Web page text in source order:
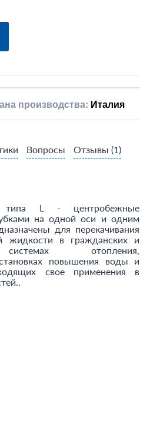
производства: Италия
Вопросы Отзывы (1)
типа L - центробежные
на одной оси и одним
для перекачивания
жидкости в гражданских и
отопления,
повышения воды и
свое применения в